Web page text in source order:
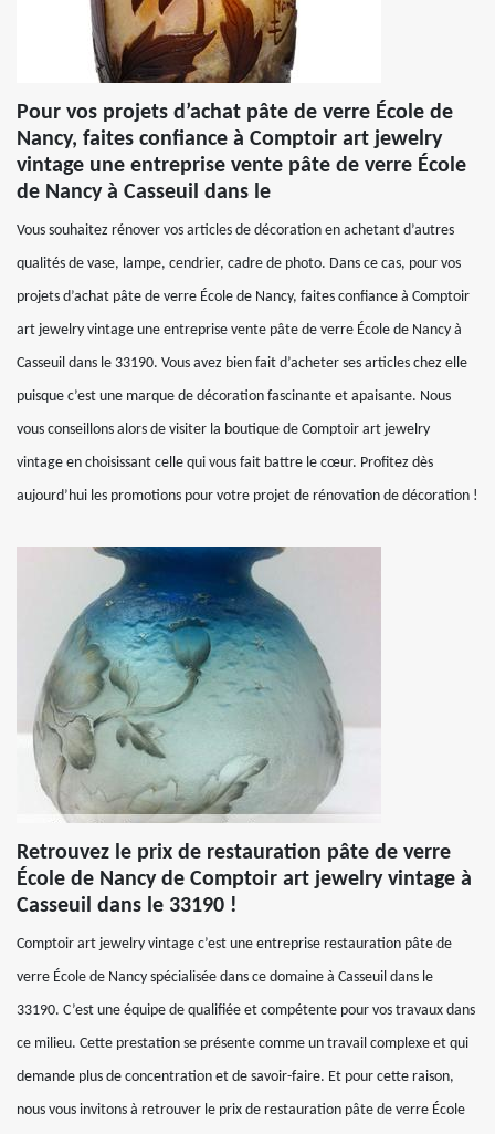
Pour vos projets d’achat pâte de verre École de
Nancy, faites confiance à Comptoir art jewelry
vintage une entreprise vente pâte de verre École
de Nancy à Casseuil dans le
Vous souhaitez rénover vos articles de décoration en achetant d’autres
qualités de vase, lampe, cendrier, cadre de photo. Dans ce cas, pour vos
projets d’achat pâte de verre École de Nancy, faites confiance à Comptoir
art jewelry vintage une entreprise vente pâte de verre École de Nancy à
Casseuil dans le 33190. Vous avez bien fait d’acheter ses articles chez elle
puisque c’est une marque de décoration fascinante et apaisante. Nous
vous conseillons alors de visiter la boutique de Comptoir art jewelry
vintage en choisissant celle qui vous fait battre le cœur. Profitez dès
aujourd’hui les promotions pour votre projet de rénovation de décoration !
Retrouvez le prix de restauration pâte de verre
École de Nancy de Comptoir art jewelry vintage à
Casseuil dans le 33190 !
Comptoir art jewelry vintage c’est une entreprise restauration pâte de
verre École de Nancy spécialisée dans ce domaine à Casseuil dans le
33190. C’est une équipe de qualifiée et compétente pour vos travaux dans
ce milieu. Cette prestation se présente comme un travail complexe et qui
demande plus de concentration et de savoir-faire. Et pour cette raison,
nous vous invitons à retrouver le prix de restauration pâte de verre École